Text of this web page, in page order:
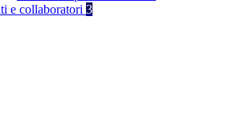
e collaboratori 3